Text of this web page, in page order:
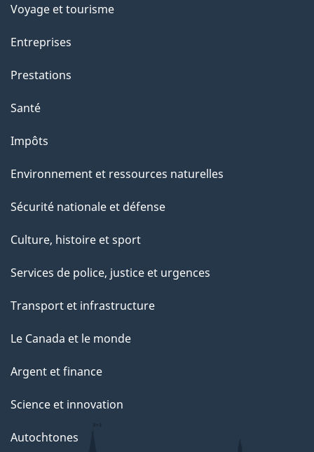
Voyage et tourisme
Entreprises
Prestations
Santé
Impôts
Environnement et ressources naturelles
Sécurité nationale et défense
Culture, histoire et sport
Services de police, justice et urgences
Transport et infrastructure
Le Canada et le monde
Argent et finance
Science et innovation
Autochtones